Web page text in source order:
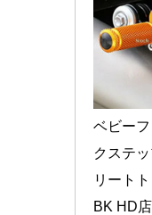
ベビー
クステ
リート
BK HD店